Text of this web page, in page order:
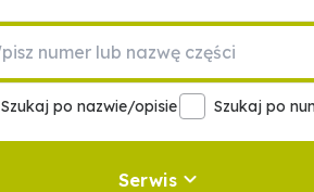
Szukaj po nazwie/opisie Szukaj po
Serwis